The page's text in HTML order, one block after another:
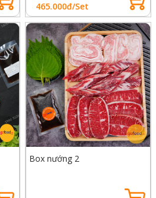
465.000đ/Set
Box nướng 2